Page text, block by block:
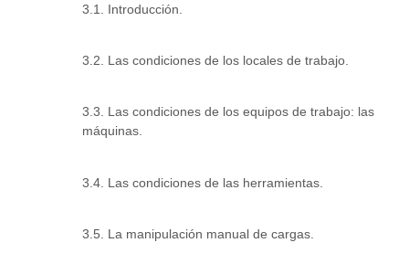
3.1. Introducción.
3.2. Las condiciones de los locales de trabajo.
3.3. Las condiciones de los equipos de trabajo: las
máquinas.
3.4. Las condiciones de las herramientas.
3.5. La manipulación manual de cargas.